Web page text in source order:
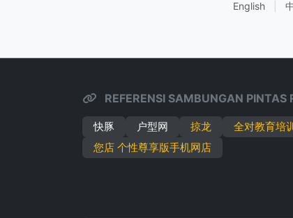
English
REFERENSI SAMBUNGAN
快豚 户型网 掠龙 全对教育培
您店 个性尊享版手机网店